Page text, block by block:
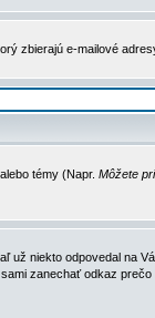
zbierajú e-mailové
témy (Napr. Môžete
už niekto odpovedal na
zanechať odkaz prečo